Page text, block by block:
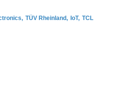
, TÜV Rheinland, IoT, TCL